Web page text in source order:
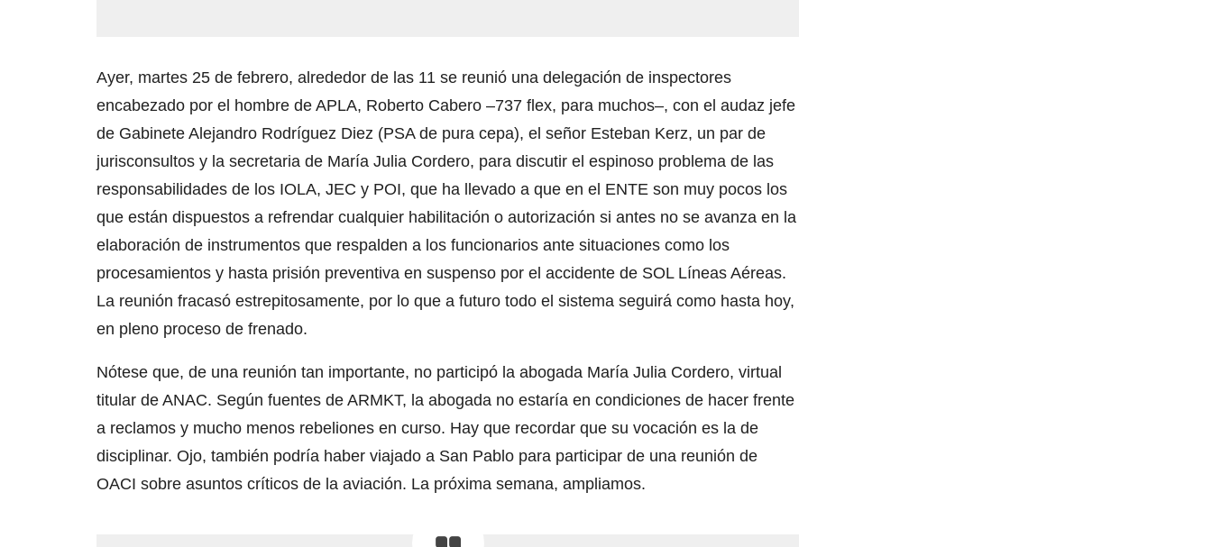
Ayer, martes 25 de febrero, alrededor de las 11 se reunió una delegación de inspectores
encabezado por el hombre de APLA, Roberto Cabero –737 flex, para muchos–, con el audaz jefe
de Gabinete Alejandro Rodríguez Diez (PSA de pura cepa), el señor Esteban Kerz, un par de
jurisconsultos y la secretaria de María Julia Cordero, para discutir el espinoso problema de las
responsabilidades de los IOLA, JEC y POI, que ha llevado a que en el ENTE son muy pocos los
que están dispuestos a refrendar cualquier habilitación o autorización si antes no se avanza en la
elaboración de instrumentos que respalden a los funcionarios ante situaciones como los
procesamientos y hasta prisión preventiva en suspenso por el accidente de SOL Líneas Aéreas.
La reunión fracasó estrepitosamente, por lo que a futuro todo el sistema seguirá como hasta hoy,
en pleno proceso de frenado.
Nótese que, de una reunión tan importante, no participó la abogada María Julia Cordero, virtual
titular de ANAC. Según fuentes de ARMKT, la abogada no estaría en condiciones de hacer frente
a reclamos y mucho menos rebeliones en curso. Hay que recordar que su vocación es la de
disciplinar. Ojo, también podría haber viajado a San Pablo para participar de una reunión de
OACI sobre asuntos críticos de la aviación. La próxima semana, ampliamos.